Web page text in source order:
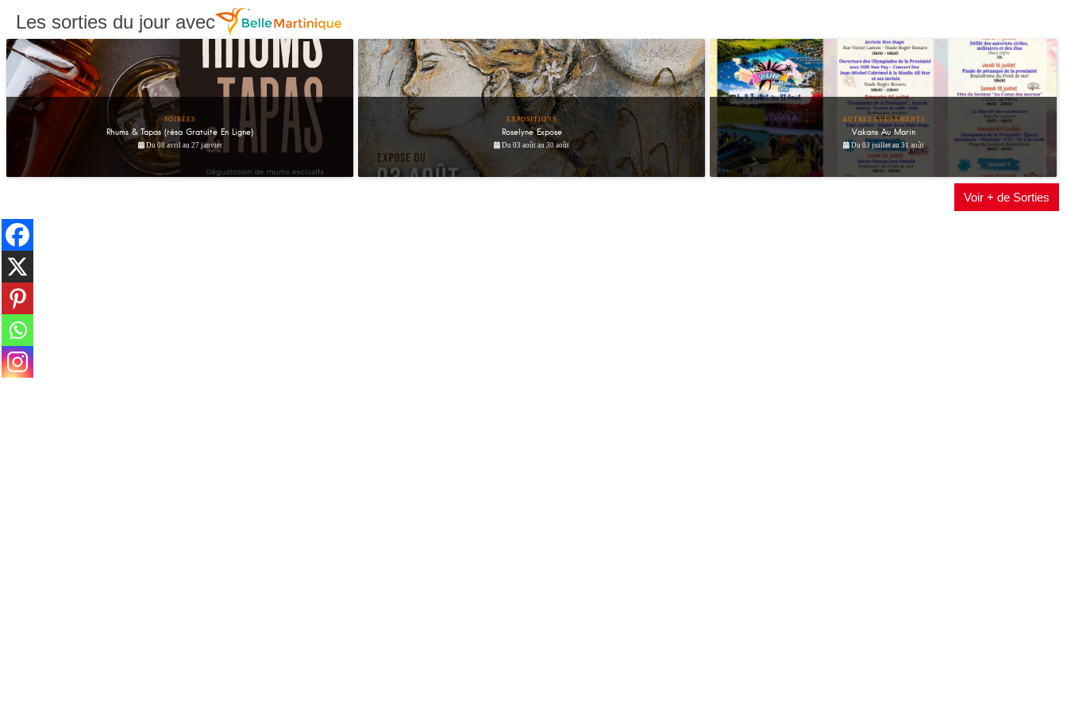
Les sorties du jour avec
SOIRÉES
Rhums & Tapas (résa Gratuite En Ligne)
Du 08 avril au 27 janvier
EXPOSITIONS
Roselyne Expose
Du 03 août au 30 août
AUTRES ÉVÉNEMENTS
Vakans Au Marin
Du 03 juillet au 31 août
Voir + de Sorties